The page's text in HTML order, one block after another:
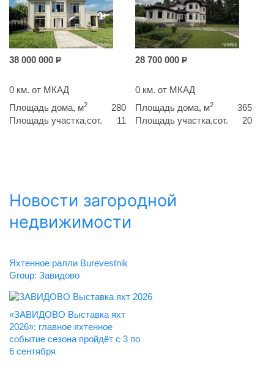
38 000 000 Р
0 км. от МКАД
Площадь дома, м2
280
Площадь участка,сот.
11
28 700 000 Р
0 км. от МКАД
Площадь дома, м2
365
Площадь участка,сот.
20
Новости загородной
недвижимости
Яхтенное ралли Burevestnik
Group: Завидово
«ЗАВИДОВО Выставка яхт
2026»: главное яхтенное
событие сезона пройдёт с 3 по
6 сентября